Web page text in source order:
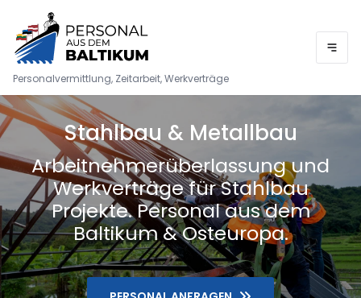
Personalvermittlung, Zeitarbeit, Werkverträge
Stahlbau & Metallbau
Arbeitnehmerüberlassung und
Werkverträge für Stahlbau
Projekte. Personal aus dem
Baltikum & Osteuropa.